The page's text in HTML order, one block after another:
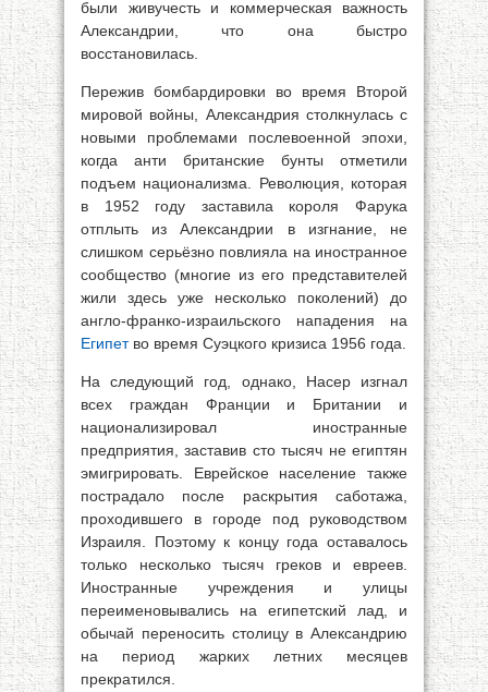
были живучесть и коммерческая важность
Александрии, что она быстро
восстановилась.
Пережив бомбардировки во время Второй
мировой войны, Александрия столкнулась с
новыми проблемами послевоенной эпохи,
когда анти британские бунты отметили
подъем национализма. Революция, которая
в 1952 году заставила короля Фарука
отплыть из Александрии в изгнание, не
слишком серьёзно повлияла на иностранное
сообщество (многие из его представителей
жили здесь уже несколько поколений) до
англо-франко-израильского нападения на
Египетво время Суэцкого кризиса 1956 года.
На следующий год, однако, Насер изгнал
всех граждан Франции и Британии и
национализировал иностранные
предприятия, заставив сто тысяч не египтян
эмигрировать. Еврейское население также
пострадало после раскрытия саботажа,
проходившего в городе под руководством
Израиля. Поэтому к концу года оставалось
только несколько тысяч греков и евреев.
Иностранные учреждения и улицы
переименовывались на египетский лад, и
обычай переносить столицу в Александрию
на период жарких летних месяцев
прекратился.